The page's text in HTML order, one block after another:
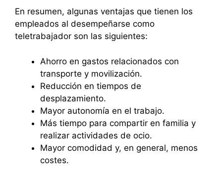
En resumen, algunas ventajas que tienen los
empleados al desempeñarse como
teletrabajador son las siguientes:
Ahorro en gastos relacionados con
transporte y movilización.
Reducción en tiempos de
desplazamiento.
Mayor autonomía en el trabajo.
Más tiempo para compartir en familia y
realizar actividades de ocio.
Mayor comodidad y, en general, menos
costes.